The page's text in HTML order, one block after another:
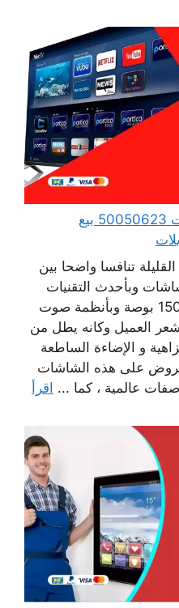
بيع تلفزيونات شاشات الكويت 50050623 بيع
تنافسا واضحا بين
وبأحدث التقنيات
وبأحجام متنوعة تصل 140و 150 بوصة وبأنظمة صوت
العميل وكانه يطل من
و الإضاءة الساطعة
عروض على هذه الشاشات
عالمية ، كما ... اقرأ